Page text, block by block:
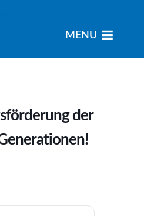
MENU
der